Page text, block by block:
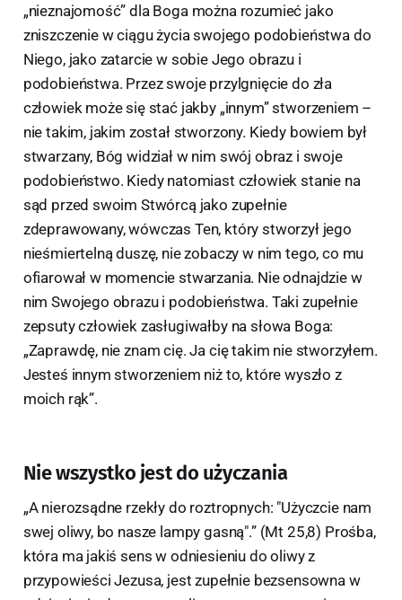
„nieznajomość” dla Boga można rozumieć jako
zniszczenie w ciągu życia swojego podobieństwa do
Niego, jako zatarcie w sobie Jego obrazu i
podobieństwa. Przez swoje przylgnięcie do zła
człowiek może się stać jakby „innym” stworzeniem –
nie takim, jakim został stworzony. Kiedy bowiem był
stwarzany, Bóg widział w nim swój obraz i swoje
podobieństwo. Kiedy natomiast człowiek stanie na
sąd przed swoim Stwórcą jako zupełnie
zdeprawowany, wówczas Ten, który stworzył jego
nieśmiertelną duszę, nie zobaczy w nim tego, co mu
ofiarował w momencie stwarzania. Nie odnajdzie w
nim Swojego obrazu i podobieństwa. Taki zupełnie
zepsuty człowiek zasługiwałby na słowa Boga:
„Zaprawdę, nie znam cię. Ja cię takim nie stworzyłem.
Jesteś innym stworzeniem niż to, które wyszło z
moich rąk”.
Nie wszystko jest do użyczania
„A nierozsądne rzekły do roztropnych: "Użyczcie nam
swej oliwy, bo nasze lampy gasną".” (Mt 25,8) Prośba,
która ma jakiś sens w odniesieniu do oliwy z
przypowieści Jezusa, jest zupełnie bezsensowna w